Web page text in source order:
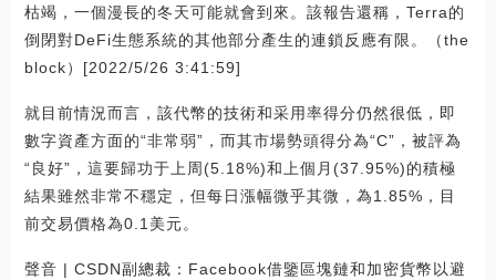
枯竭，一個漫長的冬天可能就會到來。該報告還稱，Terra的
倒閉對DeFi生態系統的其他部分產生的連鎖反應有限。（the
block）[2022/5/26 3:41:59]
就目前情況而言，該代幣的技術和采用率得分仍然很低，即
數字資產方面的“非常弱”，而其市場勢頭得分為“C”，被評為
“良好”，這要歸功于上周(5.18%)和上個月(37.95%)的積極
結果雖然非常不穩定，但每日漲幅微乎其微，為1.85%，目
前交易價格為0.1美元。
聲音 | CSDN副總裁：Facebook借鑒區塊鏈和加密貨幣以避